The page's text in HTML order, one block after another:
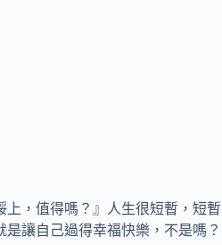
，值得嗎？』人生很短暫，短暫
讓自己過得幸福快樂，不是嗎？